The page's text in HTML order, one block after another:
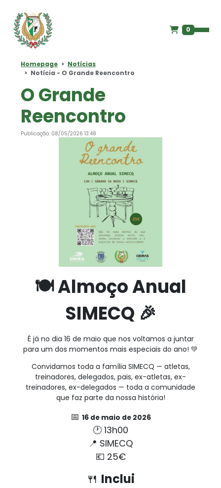
0
Homepage
Notícias
Notícia - O Grande Reencontro
O Grande
Reencontro
Publicação: 08/05/2026 13:48
🍽️ Almoço Anual
SIMECQ 🎉
É já no dia 16 de maio que nos voltamos a juntar
para um dos momentos mais especiais do ano! 💚
Convidamos toda a família SIMECQ — atletas,
treinadores, delegados, pais, ex-atletas, ex-
treinadores, ex-delegados — toda a comunidade
que faz parte da nossa história!
📅 16 de maio de 2026
🕐 13h00
📍 SIMECQ
💶 25€
🍴 Inclui